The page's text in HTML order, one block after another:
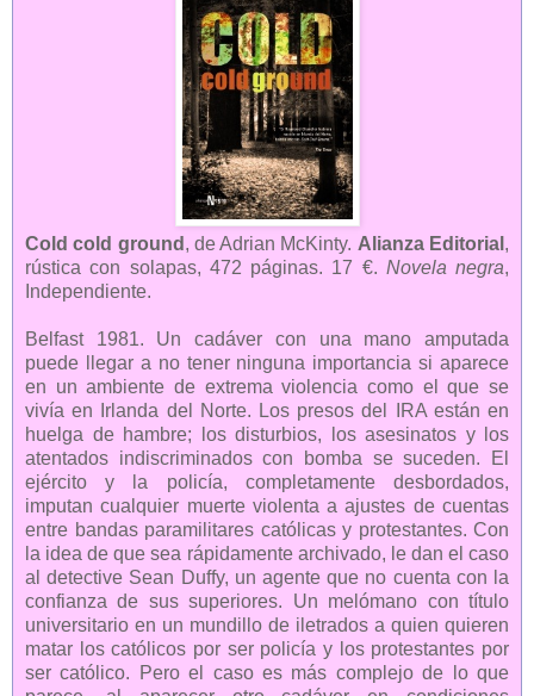
Cold cold ground , de Adrian McKinty. Alianza Editorial ,
rústica con solapas, 472 páginas. 17 €. Novela negra,
Independiente.
Belfast 1981. Un cadáver con una mano amputada
puede llegar a no tener ninguna importancia si aparece
en un ambiente de extrema violencia como el que se
vivía en Irlanda del Norte. Los presos del IRA están en
huelga de hambre; los disturbios, los asesinatos y los
atentados indiscriminados con bomba se suceden. El
ejército y la policía, completamente desbordados,
imputan cualquier muerte violenta a ajustes de cuentas
entre bandas paramilitares católicas y protestantes. Con
la idea de que sea rápidamente archivado, le dan el caso
al detective Sean Duffy, un agente que no cuenta con la
confianza de sus superiores. Un melómano con título
universitario en un mundillo de iletrados a quien quieren
matar los católicos por ser policía y los protestantes por
ser católico. Pero el caso es más complejo de lo que